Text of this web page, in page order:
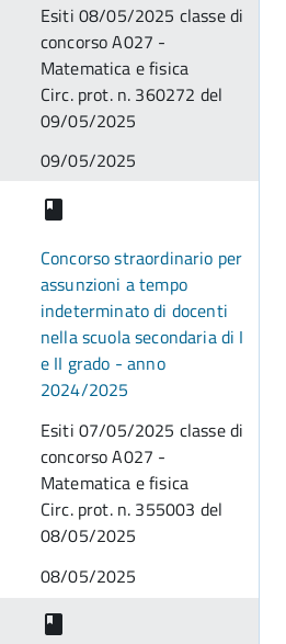
Esiti 08/05/2025 classe di
concorso A027 -
Matematica e fisica
Circ. prot. n. 360272 del
09/05/2025
09/05/2025
Concorso straordinario per
assunzioni a tempo
indeterminato di docenti
nella scuola secondaria di I
e II grado - anno
2024/2025
Esiti 07/05/2025 classe di
concorso A027 -
Matematica e fisica
Circ. prot. n. 355003 del
08/05/2025
08/05/2025